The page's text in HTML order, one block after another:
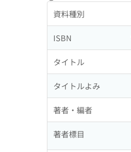
資料種別
ISBN
タイトル
タイトルよみ
著者・編者
著者標目